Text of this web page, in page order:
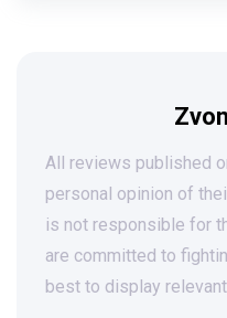
All reviews published
personal opinion of
is not responsible for
are committed to
best to display